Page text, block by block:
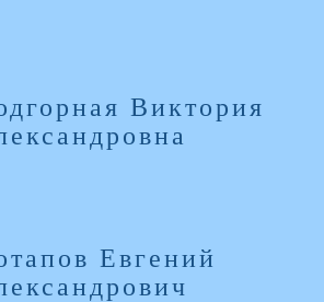
Виктория
Евгений